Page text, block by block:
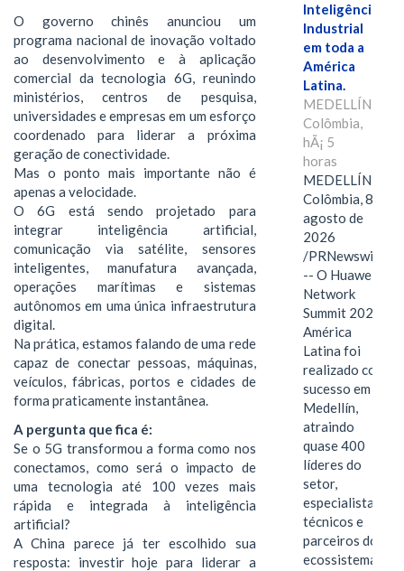
O governo chinês anunciou um
programa nacional de inovação voltado
ao desenvolvimento e à aplicação
comercial da tecnologia 6G, reunindo
ministérios, centros de pesquisa,
universidades e empresas em um esforço
coordenado para liderar a próxima
geração de conectividade.
Mas o ponto mais importante não é
apenas a velocidade.
O 6G está sendo projetado para
integrar inteligência artificial,
comunicação via satélite, sensores
inteligentes, manufatura avançada,
operações marítimas e sistemas
autônomos em uma única infraestrutura
digital.
Na prática, estamos falando de uma rede
capaz de conectar pessoas, máquinas,
veículos, fábricas, portos e cidades de
forma praticamente instantânea.
A pergunta que fica é:
Se o 5G transformou a forma como nos
conectamos, como será o impacto de
uma tecnologia até 100 vezes mais
rápida e integrada à inteligência
artificial?
A China parece já ter escolhido sua
resposta: investir hoje para liderar a
Inteligência
Industrial
em toda a
América
Latina.
MEDELLÍN,
Colômbia,
hÃ¡ 5
horas
MEDELLÍN,
Colômbia, 8 de
agosto de
2026
/PRNewswire/
-- O Huawei
Network
Summit 2026
América
Latina foi
realizado com
sucesso em
Medellín,
atraindo
quase 400
líderes do
setor,
especialistas
técnicos e
parceiros do
ecossistema.…